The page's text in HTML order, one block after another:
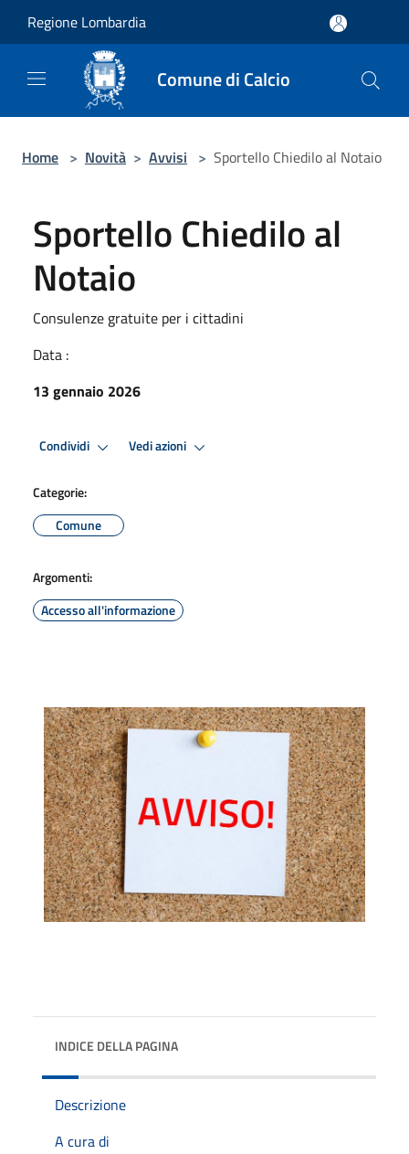
Regione Lombardia
Comune di Calcio
Home > Novità > Avvisi > Sportello Chiedilo al Notaio
Sportello Chiedilo al
Notaio
Consulenze gratuite per i cittadini
Data :
13 gennaio 2026
Condividi Vedi azioni
Categorie:
Comune
Argomenti:
Accesso all'informazione
INDICE DELLA PAGINA
Descrizione
A cura di